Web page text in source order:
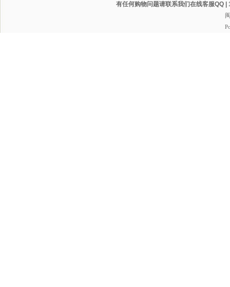
有任何购物问题请联系我们在线客服QQ